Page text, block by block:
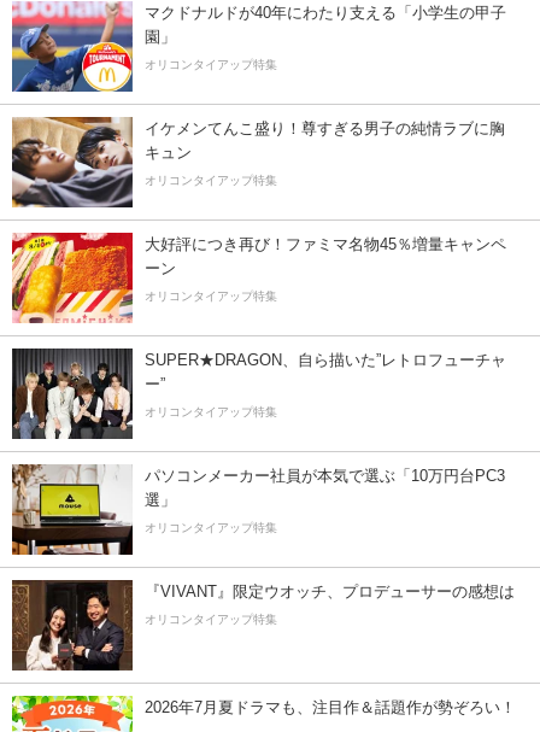
マクドナルドが40年にわたり支える「小学生の甲子
園」
オリコンタイアップ特集
イケメンてんこ盛り！尊すぎる男子の純情ラブに胸
キュン
オリコンタイアップ特集
大好評につき再び！ファミマ名物45％増量キャンペ
ーン
オリコンタイアップ特集
SUPER★DRAGON、自ら描いた”レトロフューチャ
ー”
オリコンタイアップ特集
パソコンメーカー社員が本気で選ぶ「10万円台PC3
選」
オリコンタイアップ特集
『VIVANT』限定ウオッチ、プロデューサーの感想は
オリコンタイアップ特集
2026年7月夏ドラマも、注目作＆話題作が勢ぞろい！